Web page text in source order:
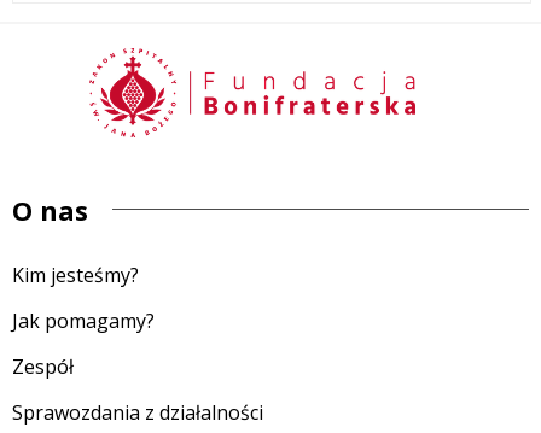
O nas
Kim jesteśmy?
Jak pomagamy?
Zespół
Sprawozdania z działalności